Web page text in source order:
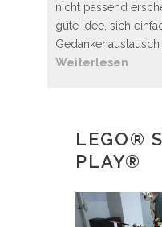
nicht passend
gute Idee, sich
Gedankenaustausch
Weiterlesen
LEGO®
PLAY®